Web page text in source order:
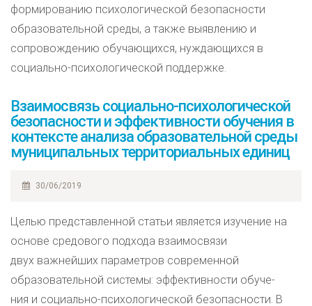
формированию психологической безопасности
образовательной среды, а также выявлению и
сопровождению обучающихся, нуждающихся в
социально-психологической поддержке.
Взаимосвязь социально-психологической
безопасности и эффективности обучения в
контексте анализа образовательной среды
муниципальных территориальных единиц
30/06/2019
Целью представленной статьи является изучение на
основе средового подхода взаимосвязи
двух важнейших параметров современной
образовательной системы: эффективности обуче-
ния и социально-психологической безопасности. В